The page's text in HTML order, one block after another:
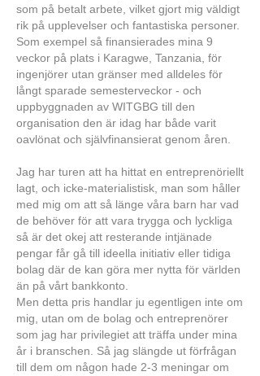
som på betalt arbete, vilket gjort mig väldigt
rik på upplevelser och fantastiska personer.
Som exempel så finansierades mina 9
veckor på plats i Karagwe, Tanzania, för
ingenjörer utan gränser med alldeles för
långt sparade semesterveckor - och
uppbyggnaden av WITGBG till den
organisation den är idag har både varit
oavlönat och självfinansierat genom åren.
Jag har turen att ha hittat en entreprenöriellt
lagt, och icke-materialistisk, man som håller
med mig om att så länge våra barn har vad
de behöver för att vara trygga och lyckliga
så är det okej att resterande intjänade
pengar får gå till ideella initiativ eller tidiga
bolag där de kan göra mer nytta för världen
än på vårt bankkonto.
Men detta pris handlar ju egentligen inte om
mig, utan om de bolag och entreprenörer
som jag har privilegiet att träffa under mina
år i branschen. Så jag slängde ut förfrågan
till dem om någon hade 2-3 meningar om